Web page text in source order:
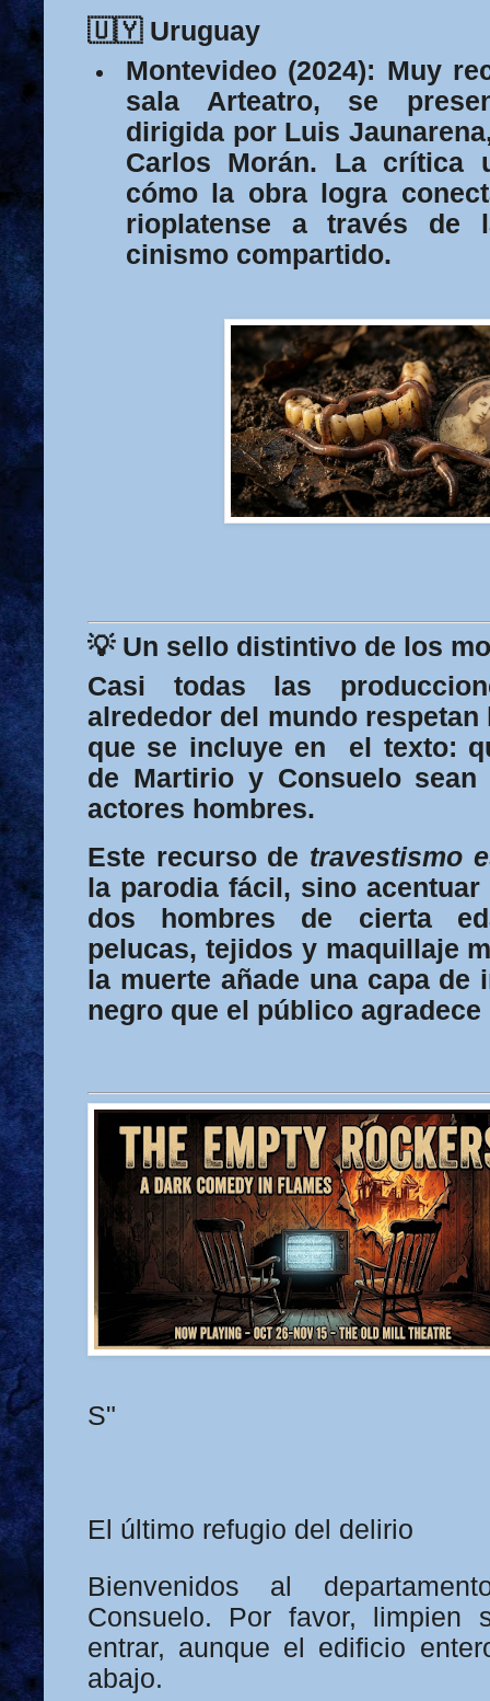
🇺🇾 Uruguay
Montevideo (2024): Muy
sala Arteatro, se
dirigida por Luis Jaunarena
Carlos Morán. La crítica
cómo la obra logra
rioplatense a través de
cinismo compartido.
💡 Un sello distintivo de los
Casi todas las
alrededor del mundo
que se incluye en el texto:
de Martirio y Consuelo sean
actores hombres.
Este recurso de travestismo
la parodia fácil, sino
dos hombres de cierta
pelucas, tejidos y maquillaje
la muerte añade una capa de
negro que el público
S"
El último refugio del delirio
Bienvenidos al
Consuelo. Por favor, limpien
entrar, aunque el edificio
abajo.